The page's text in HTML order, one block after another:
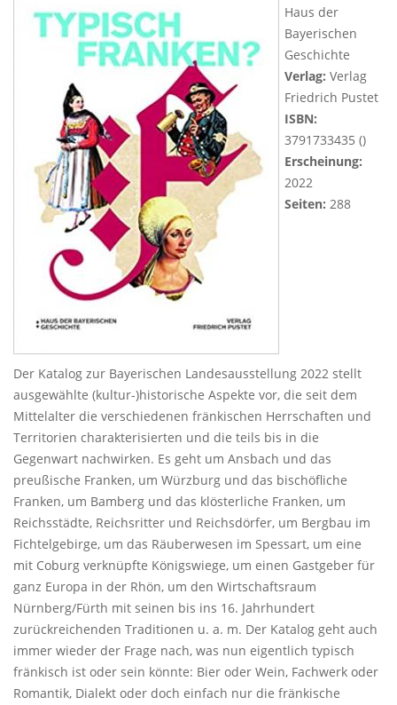
Haus der
Bayerischen
Geschichte
Verlag: Verlag
Friedrich Pustet
ISBN:
3791733435 ()
Erscheinung:
2022
Seiten: 288
Der Katalog zur Bayerischen Landesausstellung 2022 stellt
ausgewählte (kultur-)historische Aspekte vor, die seit dem
Mittelalter die verschiedenen fränkischen Herrschaften und
Territorien charakterisierten und die teils bis in die
Gegenwart nachwirken. Es geht um Ansbach und das
preußische Franken, um Würzburg und das bischöfliche
Franken, um Bamberg und das klösterliche Franken, um
Reichsstädte, Reichsritter und Reichsdörfer, um Bergbau im
Fichtelgebirge, um das Räuberwesen im Spessart, um eine
mit Coburg verknüpfte Königswiege, um einen Gastgeber für
ganz Europa in der Rhön, um den Wirtschaftsraum
Nürnberg/Fürth mit seinen bis ins 16. Jahrhundert
zurückreichenden Traditionen u. a. m. Der Katalog geht auch
immer wieder der Frage nach, was nun eigentlich typisch
fränkisch ist oder sein könnte: Bier oder Wein, Fachwerk oder
Romantik, Dialekt oder doch einfach nur die fränkische